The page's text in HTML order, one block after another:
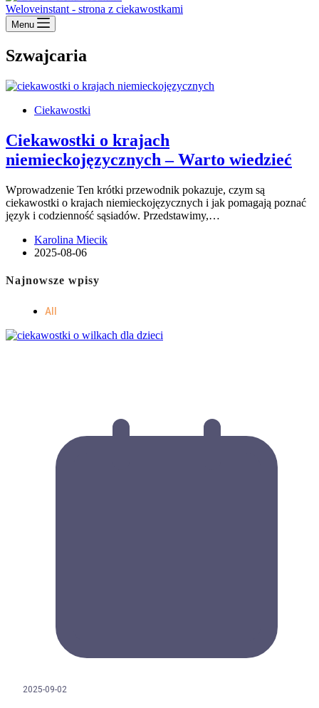
Weloveinstant - strona z ciekawostkami
Menu
Szwajcaria
Ciekawostki
Ciekawostki o krajach
niemieckojęzycznych – Warto wiedzieć
Wprowadzenie Ten krótki przewodnik pokazuje, czym są
ciekawostki o krajach niemieckojęzycznych i jak pomagają poznać
język i codzienność sąsiadów. Przedstawimy,…
Karolina Miecik
2025-08-06
Najnowsze wpisy
All
2025-09-02